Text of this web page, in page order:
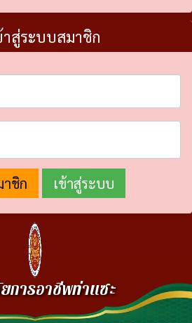
าสู่ระบบสมาชิก
ชิก
การอาชีพท่าแซะ